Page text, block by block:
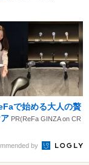
で始める大人の贅
PR(ReFa GINZA on CR
by